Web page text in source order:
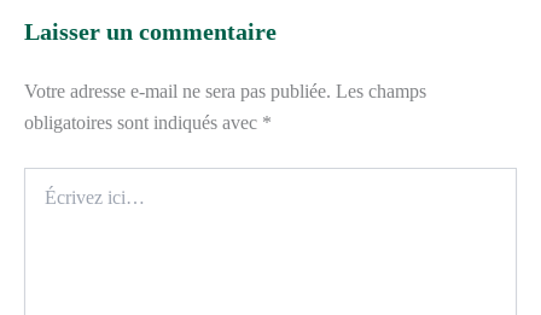
Laisser un commentaire
Votre adresse e-mail ne sera pas publiée. Les champs
obligatoires sont indiqués avec *
ici…